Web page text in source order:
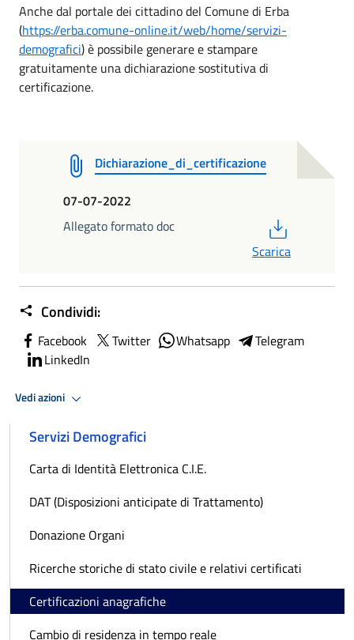
Anche dal portale dei cittadino del Comune di Erba
(https://erba.comune-online.it/web/home/servizi-
demografici) è possibile generare e stampare
gratuitamente una dichiarazione sostitutiva di
certificazione.
Dichiarazione_di_certificazione
07-07-2022
Allegato formato doc
Scarica
Condividi:
Facebook Twitter Whatsapp
Telegram
LinkedIn
Vedi azioni
Servizi Demografici
Carta di Identità Elettronica C.I.E.
DAT (Disposizioni anticipate di Trattamento)
Donazione Organi
Ricerche storiche di stato civile e relativi certificati
Certificazioni anagrafiche
Cambio di residenza in tempo reale